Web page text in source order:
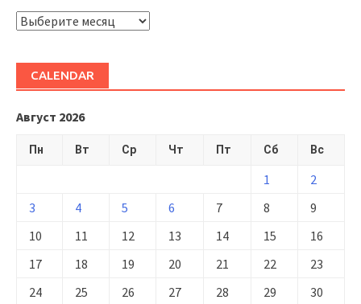
ARHIVĂ
CALENDAR
Август 2026
Пн Вт Ср Чт Пт Сб Вс
1
2
3
4 5 6 7 8
9
10
11 12 13 14 15
16
17
18 19 20 21 22
23
24
25 26 27 28 29
30